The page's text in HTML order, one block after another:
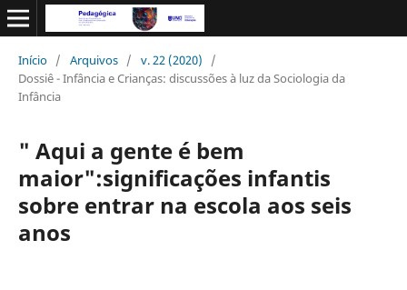
Início / Arquivos / v. 22 (2020)
/
Dossiê - Infância e Crianças: discussões à luz da Sociologia da
Infância
" Aqui a gente é bem
maior":significações infantis
sobre entrar na escola aos seis
anos